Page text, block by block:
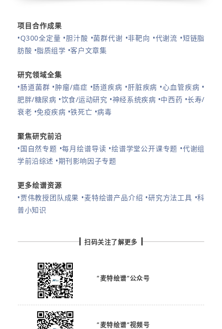
项目合作成果
•Q300全定量 •胆汁酸 •菌群代谢 •非靶向 •代谢流 •短链脂
肪酸 •脂质组学 •客户文章集
研究领域全集
•肠道菌群 •肿瘤/癌症 •肠道疾病 •肝脏疾病 •心血管疾病 •
肥胖/糖尿病 •饮食/运动研究 •神经系统疾病 •中西药 •长寿/
衰老 •免疫疾病 •铁死亡 •病毒
聚焦研究前沿
•国自然专题 •每月绘谱导读 •绘谱学堂公开课专题 •代谢组
学前沿综述 •期刊影响因子专题
更多绘谱资源
•贾伟教授团队成果 •麦特绘谱产品介绍 •研究方法工具 •科
普小知识
扫码关注了解更多
“麦特绘谱”公众号
“麦特绘谱”视频号